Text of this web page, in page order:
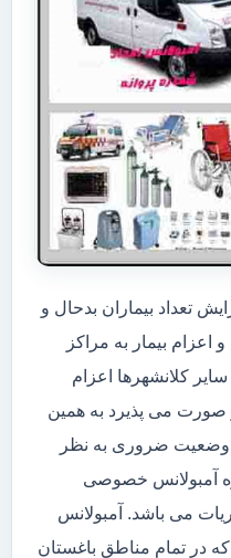
تعداد بیماران بدحال و
اعزام بیمار به مراکز
کلانشهرها اعزام
صورت می پذیرد به همین
وضعیت ضروری به نظر
آمبولانس خصوصی
می باشد. آمبولانس
در تمام مناطق باغستان